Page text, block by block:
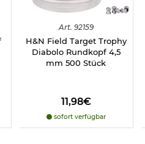
Herstellerinformationen
Verantwortliche Person für die EU
Art. 92159
H&N Field Target Trophy
Diabolo Rundkopf 4,5
mm 500 Stück
11,98€
sofort verfügbar